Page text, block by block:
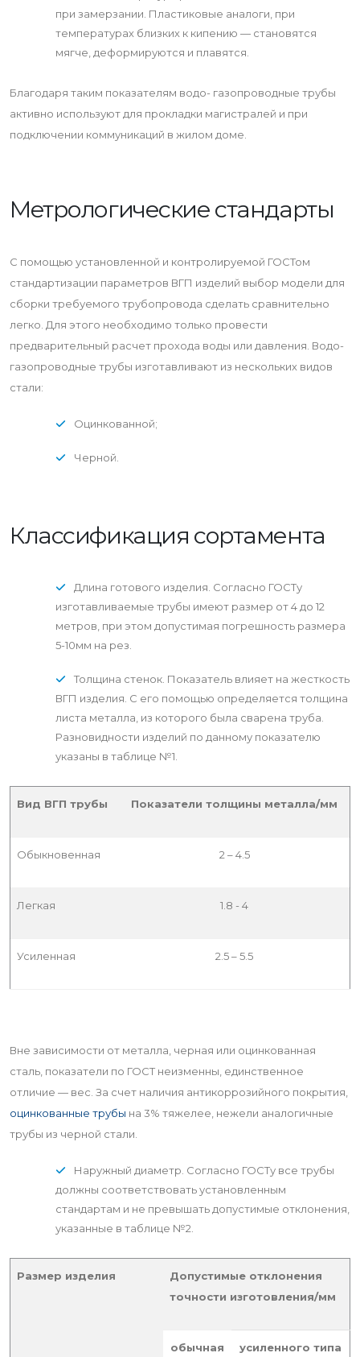
при замерзании. Пластиковые аналоги, при
температурах близких к кипению — становятся
мягче, деформируются и плавятся.
Благодаря таким показателям водо- газопроводные трубы
активно используют для прокладки магистралей и при
подключении коммуникаций в жилом доме.
Метрологические стандарты
С помощью установленной и контролируемой ГОСТом
стандартизации параметров ВГП изделий выбор модели для
сборки требуемого трубопровода сделать сравнительно
легко. Для этого необходимо только провести
предварительный расчет прохода воды или давления. Водо-
газопроводные трубы изготавливают из нескольких видов
стали:
Оцинкованной;
Черной.
Классификация сортамента
Длина готового изделия. Согласно ГОСТу
изготавливаемые трубы имеют размер от 4 до 12
метров, при этом допустимая погрешность размера
5-10мм на рез.
Толщина стенок. Показатель влияет на жесткость
ВГП изделия. С его помощью определяется толщина
листа металла, из которого была сварена труба.
Разновидности изделий по данному показателю
указаны в таблице №1.
Вид ВГП трубы Показатели толщины металла/мм
Обыкновенная 2 – 4.5
Легкая 1.8 - 4
Усиленная 2.5 – 5.5
Вне зависимости от металла, черная или оцинкованная
сталь, показатели по ГОСТ неизменны, единственное
отличие — вес. За счет наличия антикоррозийного покрытия,
оцинкованные трубы на 3% тяжелее, нежели аналогичные
трубы из черной стали.
Наружный диаметр. Согласно ГОСТу все трубы
должны соответствовать установленным
стандартам и не превышать допустимые отклонения,
указанные в таблице №2.
Размер изделия
Допустимые отклонения
точности изготовления/мм
обычная усиленного типа